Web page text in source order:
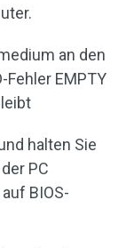
an den
Fehler EMPTY
halten Sie
PC
BIOS-